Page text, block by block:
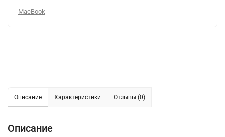
MacBook
Описание Характеристики Отзывы (0)
Описание